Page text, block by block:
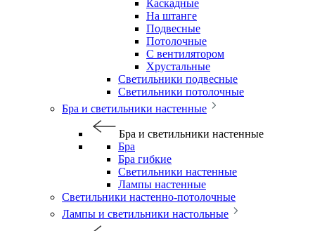
Каскадные
На штанге
Подвесные
Потолочные
С вентилятором
Хрустальные
Светильники подвесные
Светильники потолочные
Бра и светильники настенные
Бра и светильники настенные
Бра
Бра гибкие
Светильники настенные
Лампы настенные
Светильники настенно-потолочные
Лампы и светильники настольные